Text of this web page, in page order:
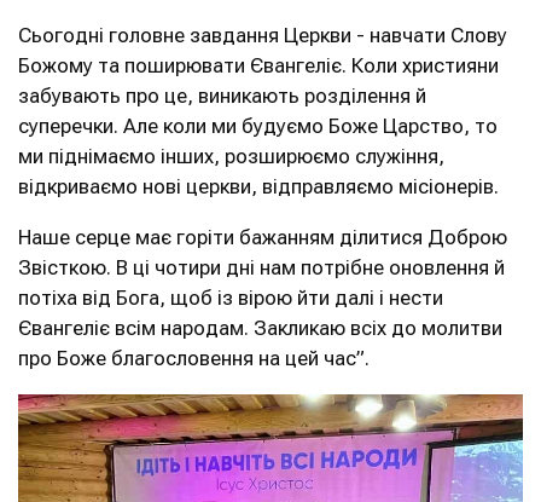
Сьогодні головне завдання Церкви - навчати Слову
Божому та поширювати Євангеліє. Коли християни
забувають про це, виникають розділення й
суперечки. Але коли ми будуємо Боже Царство, то
ми піднімаємо інших, розширюємо служіння,
відкриваємо нові церкви, відправляємо місіонерів.
Наше серце має горіти бажанням ділитися Доброю
Звісткою. В ці чотири дні нам потрібне оновлення й
потіха від Бога, щоб із вірою йти далі і нести
Євангеліє всім народам. Закликаю всіх до молитви
про Боже благословення на цей час”.